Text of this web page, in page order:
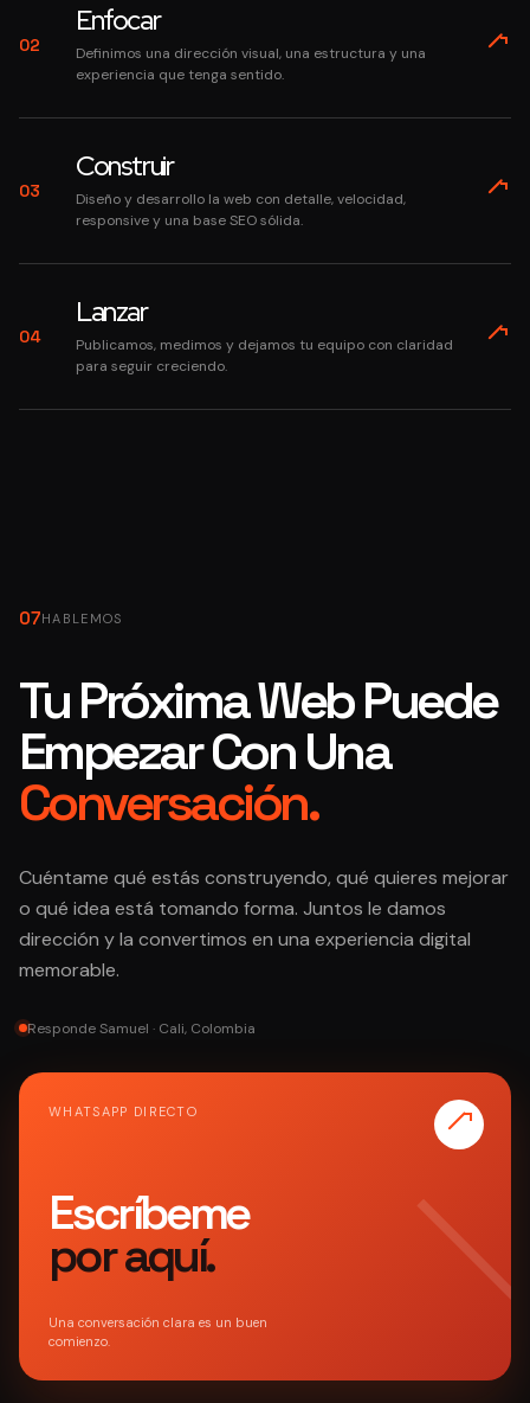
02
Enfocar
Definimos una dirección visual, una estructura y una
experiencia que tenga sentido.
03
Construir
Diseño y desarrollo la web con detalle, velocidad,
responsive y una base SEO sólida.
04
Lanzar
Publicamos, medimos y dejamos tu equipo con claridad
para seguir creciendo.
07HABLEMOS
Tu Próxima Web Puede
Empezar Con Una
Conversación.
Cuéntame qué estás construyendo, qué quieres mejorar
o qué idea está tomando forma. Juntos le damos
dirección y la convertimos en una experiencia digital
memorable.
Responde Samuel · Cali, Colombia
WHATSAPP DIRECTO
Escríbeme
por aquí.
Una conversación clara es un buen
comienzo.